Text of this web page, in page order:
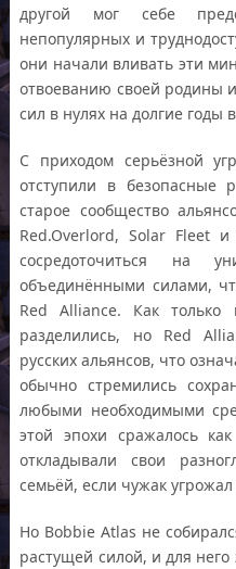
другой мог себе
непопулярных и
они начали вливать эти
отвоеванию своей родины
сил в нулях на долгие годы
С приходом серьёзной
отступили в безопасные
старое сообщество
Red.Overlord, Solar Fleet и
сосредоточиться на
объединёнными силами,
Red Alliance. Как только
разделились, но Red
русских альянсов, что
обычно стремились
любыми необходимыми
этой эпохи сражалось
откладывали свои
семьёй, если чужак
Но Bobbie Atlas не
растущей силой, и для него